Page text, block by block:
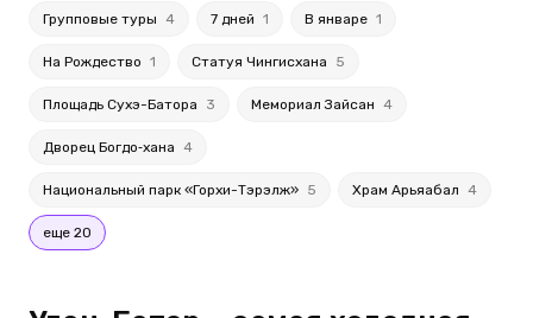
Групповые туры 4 7 дней 1 В январе 1
На Рождество 1 Статуя Чингисхана 5
Площадь Сухэ-Батора 3 Мемориал Зайсан 4
Дворец Богдо‑хана 4
Национальный парк «Горхи-Тэрэлж» 5 Храм Арьяабал 4
еще 20